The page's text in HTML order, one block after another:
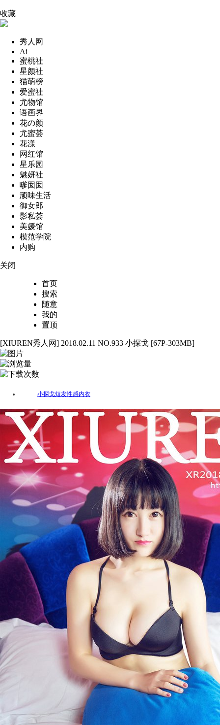
收藏
秀人网
Ai
蜜桃社
星颜社
猫萌榜
爱蜜社
尤物馆
语画界
花の颜
尤蜜荟
花漾
网红馆
星乐园
魅妍社
嗲囡囡
顽味生活
御女郎
影私荟
美媛馆
模范学院
内购
关闭
首页
搜索
随意
我的
置顶
[XIUREN秀人网] 2018.02.11 NO.933 小探戈 [67P-303MB]
小探戈短发性感内衣